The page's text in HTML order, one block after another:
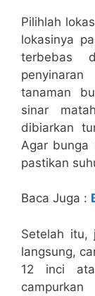
Pilihlah
lokasinya
terbebas
tanaman
sinar
dibiarkan
Agar bunga
pastikan
Baca Juga :
Setelah itu,
langsung,
12 inci